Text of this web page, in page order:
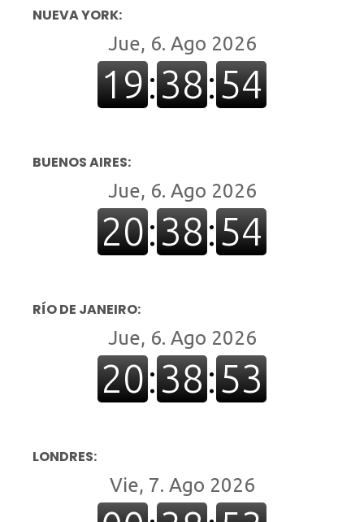
NUEVA YORK:
BUENOS AIRES:
RÍO DE JANEIRO:
LONDRES: